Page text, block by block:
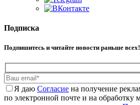
Подписка
Подпишитесь и читайте новости раньше всех!
Я даю Cогласие на получение
по электронной почте и на обработку